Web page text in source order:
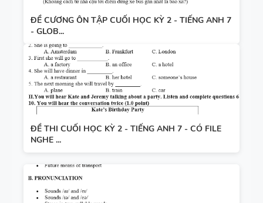
ĐỀ CƯƠNG ÔN TẬP CUỐI HỌC KỲ 2 - TIẾNG ANH 7
- GLOB...
ĐỀ THI CUỐI HỌC KỲ 2 - TIẾNG ANH 7 - CÓ FILE
NGHE ...